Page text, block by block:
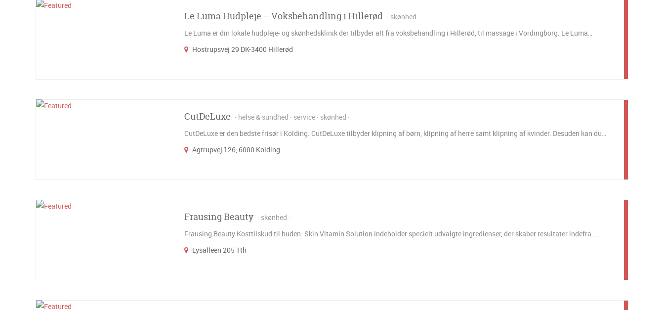
Le Luma Hudpleje – Voksbehandling i Hillerød
skønhed
Le Luma er din lokale hudpleje- og skønhedsklinik der tilbyder alt fra voksbehandling i Hillerød, til massage i Vordingborg. Le Luma…
Hostrupsvej 29 DK-3400 Hillerød
CutDeLuxe helse & sundhed service skønhed
CutDeLuxe er den bedste frisør i Kolding. CutDeLuxe tilbyder klipning af børn, klipning af herre samt klipning af kvinder. Desuden kan du…
Agtrupvej 126, 6000 Kolding
Frausing Beauty
skønhed
Frausing Beauty Kosttilskud til huden. Skin Vitamin Solution indeholder specielt udvalgte ingredienser, der skaber resultater indefra. …
Lysalleen 205 1th